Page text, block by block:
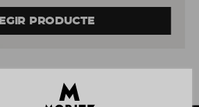
PRODUCTE